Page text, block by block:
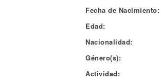
Fecha de Nacimiento:
Edad:
Nacionalidad:
Género(s):
Actividad: